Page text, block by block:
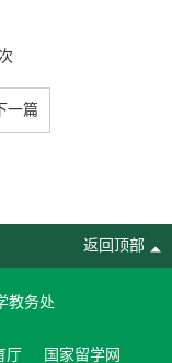
下一篇
返回顶部
教务处
厅 国家留学网